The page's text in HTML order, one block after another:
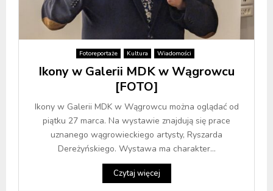
Fotoreportaże Kultura Wiadomości
Ikony w Galerii MDK w Wągrowcu
[FOTO]
Ikony w Galerii MDK w Wągrowcu można oglądać od
piątku 27 marca. Na wystawie znajdują się prace
uznanego wągrowieckiego artysty, Ryszarda
Dereżyńskiego. Wystawa ma charakter...
Czytaj więcej